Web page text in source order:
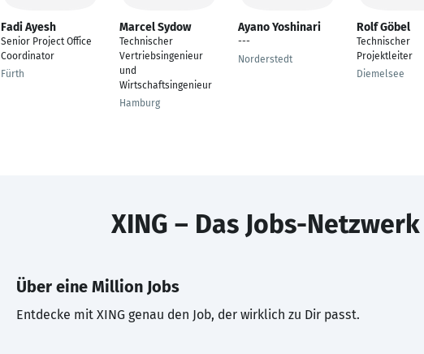
Fadi Ayesh
Senior Project Office
Coordinator
Fürth
Marcel Sydow
Technischer
Vertriebsingenieur
und
Wirtschaftsingenieur
Hamburg
Ayano Yoshinari
---
Norderstedt
Rolf Göbel
Technischer
Projektleiter
Diemelsee
XING – Das Jobs-Netzwerk
Über eine Million Jobs
Entdecke mit XING genau den Job, der wirklich zu Dir passt.